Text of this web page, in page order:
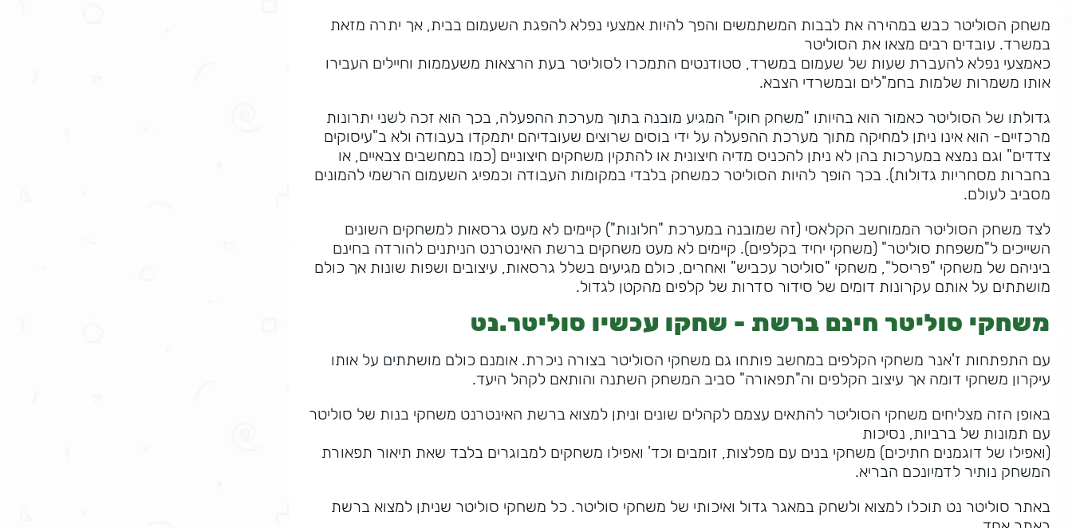
משחק הסוליטר כבש במהירה את לבבות המשתמשים והפך להיות אמצעי נפלא להפגת השעמום בבית, אך יתרה מזאת
במשרד. עובדים רבים מצאו את הסוליטר
כאמצעי נפלא להעברת שעות של שעמום במשרד, סטודנטים התמכרו לסוליטר בעת הרצאות משעממות וחיילים העבירו
אותו משמרות שלמות בחמ"לים ובמשרדי הצבא.
גדולתו של הסוליטר כאמור הוא בהיותו "משחק חוקי" המגיע מובנה בתוך מערכת ההפעלה, בכך הוא זכה לשני יתרונות
מרכזיים- הוא אינו ניתן למחיקה מתוך מערכת ההפעלה על ידי בוסים שרוצים שעובדיהם יתמקדו בעבודה ולא ב"עיסוקים
צדדים" וגם נמצא במערכות בהן לא ניתן להכניס מדיה חיצונית או להתקין משחקים חיצוניים (כמו במחשבים צבאיים, או
בחברות מסחריות גדולות). בכך הופך להיות הסוליטר כמשחק בלבדי במקומות העבודה וכמפיג השעמום הרשמי להמונים
מסביב לעולם.
לצד משחק הסוליטר הממוחשב הקלאסי (זה שמובנה במערכת "חלונות") קיימים לא מעט גרסאות למשחקים השונים
השייכים ל"משפחת סוליטר" (משחקי יחיד בקלפים). קיימים לא מעט משחקים ברשת האינטרנט הניתנים להורדה בחינם
ביניהם של משחקי "פריסל", משחקי "סוליטר עכביש" ואחרים, כולם מגיעים בשלל גרסאות, עיצובים ושפות שונות אך כולם
מושתתים על אותם עקרונות דומים של סידור סדרות של קלפים מהקטן לגדול.
משחקי סוליטר חינם ברשת - שחקו עכשיו סוליטר.נט
עם התפתחות ז'אנר משחקי הקלפים במחשב פותחו גם משחקי הסוליטר בצורה ניכרת. אומנם כולם מושתתים על אותו
עיקרון משחקי דומה אך עיצוב הקלפים וה"תפאורה" סביב המשחק השתנה והותאם לקהל היעד.
באופן הזה מצליחים משחקי הסוליטר להתאים עצמם לקהלים שונים וניתן למצוא ברשת האינטרנט משחקי בנות של סוליטר
עם תמונות של ברביות, נסיכות
(ואפילו של דוגמנים חתיכים) משחקי בנים עם מפלצות, זומבים וכד' ואפילו משחקים למבוגרים בלבד שאת תיאור תפאורת
המשחק נותיר לדמיונכם הבריא.
באתר סוליטר נט תוכלו למצוא ולשחק במאגר גדול ואיכותי של משחקי סוליטר. כל משחקי סוליטר שניתן למצוא ברשת